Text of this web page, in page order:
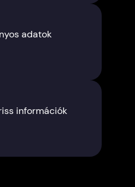
adatok
információk